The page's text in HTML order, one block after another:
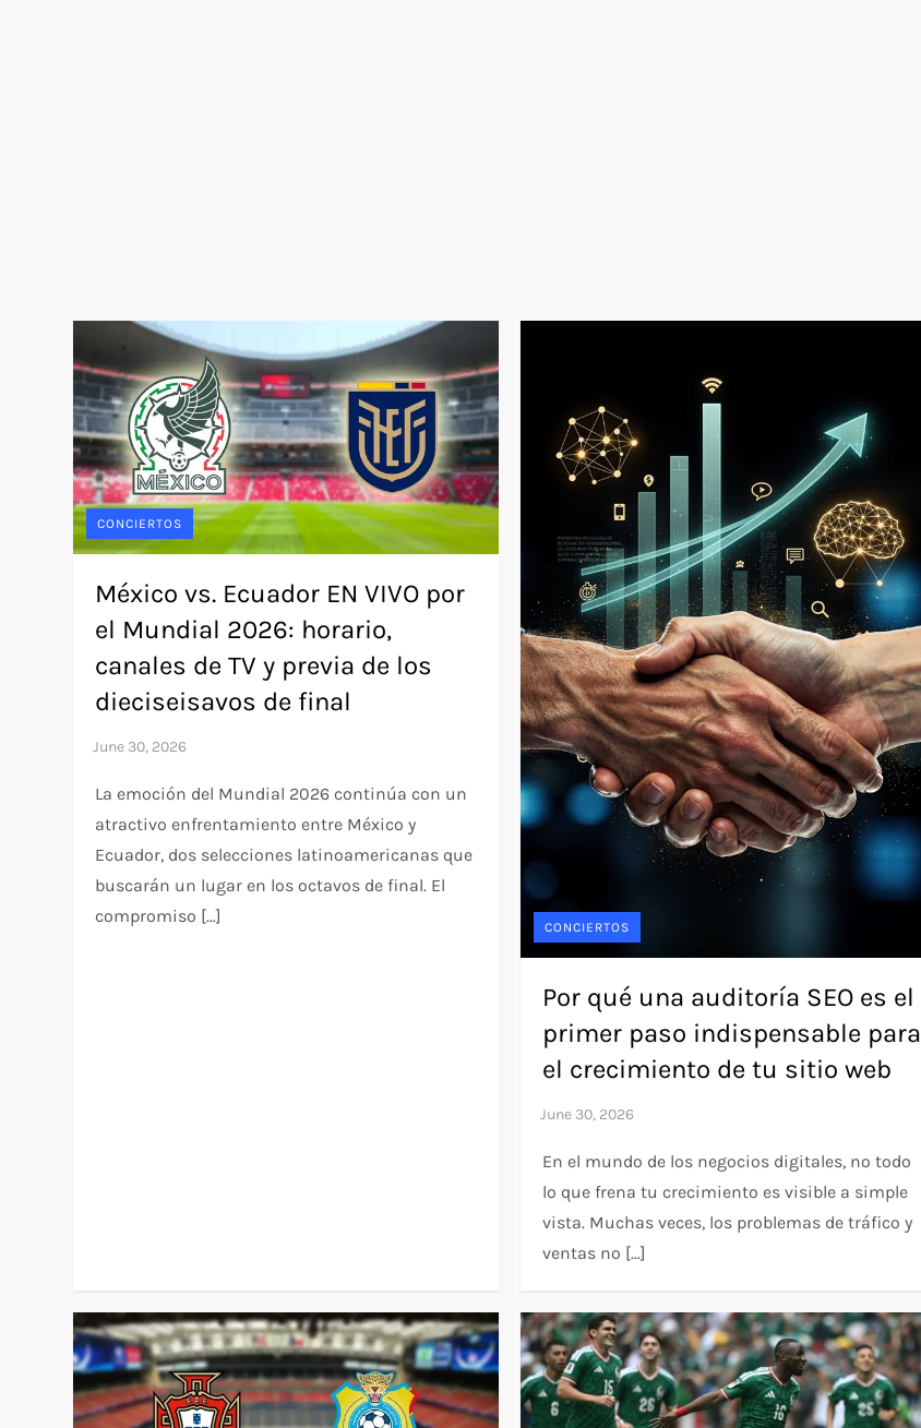
CONCIERTOS
México vs. Ecuador EN VIVO por
el Mundial 2026: horario,
canales de TV y previa de los
dieciseisavos de final
La emoción del Mundial 2026 continúa con un
atractivo enfrentamiento entre México y
Ecuador, dos selecciones latinoamericanas que
buscarán un lugar en los octavos de final. El
compromiso […]
CONCIERTOS
Por qué una auditoría SEO es el
primer paso indispensable para
el crecimiento de tu sitio web
En el mundo de los negocios digitales, no todo
lo que frena tu crecimiento es visible a simple
vista. Muchas veces, los problemas de tráfico y
ventas no […]